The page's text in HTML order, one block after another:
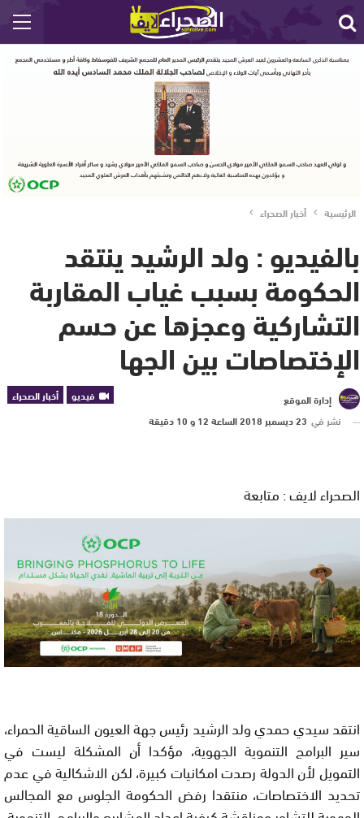
الرئيسية أخبار الصحراء
بالفيديو : ولد الرشيد ينتقد
الحكومة بسبب غياب المقاربة
التشاركية وعجزها عن حسم
الإختصاصات بين الجها
فيديو أخبار الصحراء
إدارة الموقع
نشر في 23 ديسمبر 2018 الساعة 12 و 10 دقيقة
الصحراء لايف : متابعة
انتقد سيدي حمدي ولد الرشيد رئيس جهة العيون الساقية الحمراء،
سير البرامج التنموية الجهوية، مؤكدا أن المشكلة ليست في
التمويل لأن الدولة رصدت امكانيات كبيرة، لكن الاشكالية في عدم
تحديد الاختصاصات، منتقدا رفض الحكومة الجلوس مع المجالس